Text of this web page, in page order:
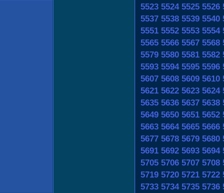
5523 5524 5525 5526
5537 5538 5539 5540
5551 5552 5553 5554
5565 5566 5567 5568
5579 5580 5581 5582
5593 5594 5595 5596
5607 5608 5609 5610
5621 5622 5623 5624
5635 5636 5637 5638
5649 5650 5651 5652
5663 5664 5665 5666
5677 5678 5679 5680
5691 5692 5693 5694
5705 5706 5707 5708
5719 5720 5721 5722
5733 5734 5735 5736